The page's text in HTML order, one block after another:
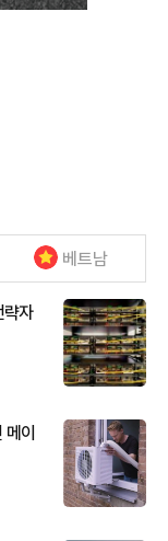
베트남
략자
이